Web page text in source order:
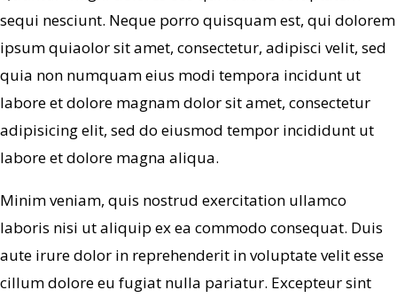
sequi nesciunt. Neque porro quisquam est, qui dolorem
ipsum quiaolor sit amet, consectetur, adipisci velit, sed
quia non numquam eius modi tempora incidunt ut
labore et dolore magnam dolor sit amet, consectetur
adipisicing elit, sed do eiusmod tempor incididunt ut
labore et dolore magna aliqua.
Minim veniam, quis nostrud exercitation ullamco
laboris nisi ut aliquip ex ea commodo consequat. Duis
aute irure dolor in reprehenderit in voluptate velit esse
cillum dolore eu fugiat nulla pariatur. Excepteur sint